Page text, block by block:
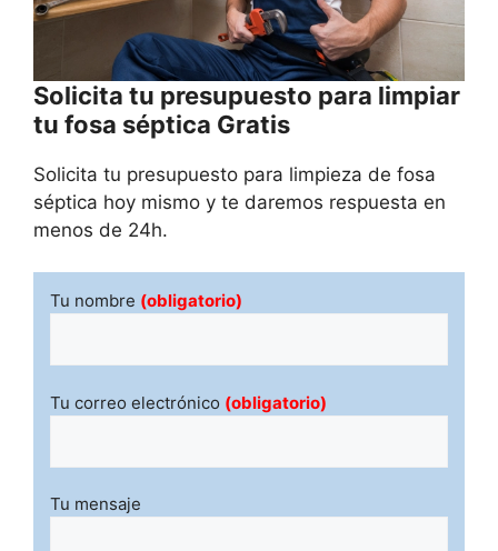
Solicita tu presupuesto para limpiar
tu fosa séptica Gratis
Solicita tu presupuesto para limpieza de fosa
séptica hoy mismo y te daremos respuesta en
menos de 24h.
Tu nombre (obligatorio)
Tu correo electrónico (obligatorio)
Tu mensaje